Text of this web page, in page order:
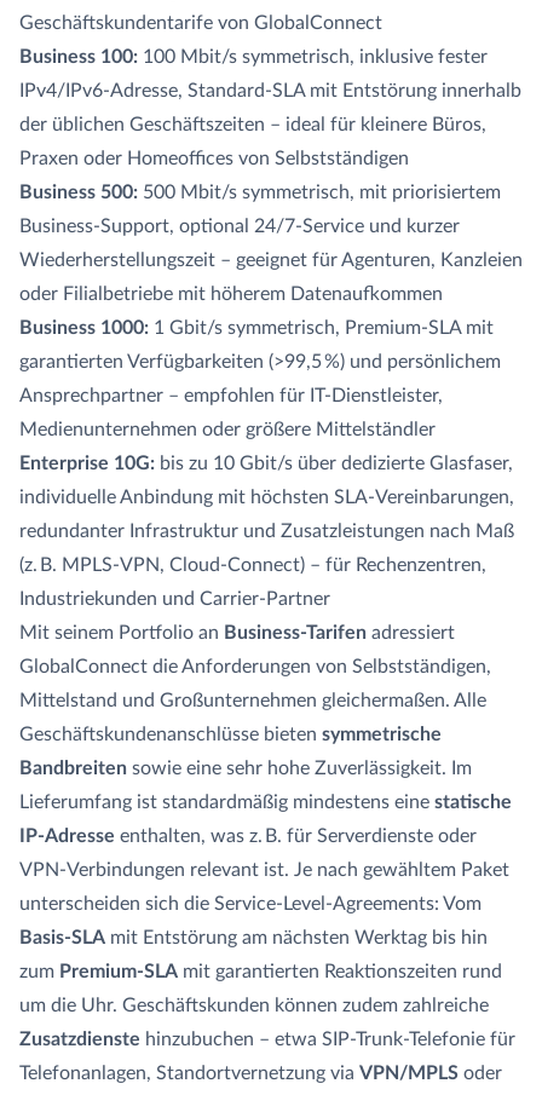
Geschäftskundentarife von GlobalConnect
Business 100: 100 Mbit/s symmetrisch, inklusive fester
IPv4/IPv6-Adresse, Standard-SLA mit Entstörung innerhalb
der üblichen Geschäftszeiten – ideal für kleinere Büros,
Praxen oder Homeoffices von Selbstständigen
Business 500: 500 Mbit/s symmetrisch, mit priorisiertem
Business-Support, optional 24/7-Service und kurzer
Wiederherstellungszeit – geeignet für Agenturen, Kanzleien
oder Filialbetriebe mit höherem Datenaufkommen
Business 1000: 1 Gbit/s symmetrisch, Premium-SLA mit
garantierten Verfügbarkeiten (>99,5 %) und persönlichem
Ansprechpartner – empfohlen für IT-Dienstleister,
Medienunternehmen oder größere Mittelständler
Enterprise 10G: bis zu 10 Gbit/s über dedizierte Glasfaser,
individuelle Anbindung mit höchsten SLA-Vereinbarungen,
redundanter Infrastruktur und Zusatzleistungen nach Maß
(z. B. MPLS-VPN, Cloud-Connect) – für Rechenzentren,
Industriekunden und Carrier-Partner
Mit seinem Portfolio an Business-Tarifen adressiert
GlobalConnect die Anforderungen von Selbstständigen,
Mittelstand und Großunternehmen gleichermaßen. Alle
Geschäftskundenanschlüsse bieten symmetrische
Bandbreiten sowie eine sehr hohe Zuverlässigkeit. Im
Lieferumfang ist standardmäßig mindestens eine statische
IP-Adresse enthalten, was z. B. für Serverdienste oder
VPN-Verbindungen relevant ist. Je nach gewähltem Paket
unterscheiden sich die Service-Level-Agreements: Vom
Basis-SLA mit Entstörung am nächsten Werktag bis hin
zum Premium-SLA mit garantierten Reaktionszeiten rund
um die Uhr. Geschäftskunden können zudem zahlreiche
Zusatzdienste hinzubuchen – etwa SIP-Trunk-Telefonie für
Telefonanlagen, Standortvernetzung via VPN/MPLS oder